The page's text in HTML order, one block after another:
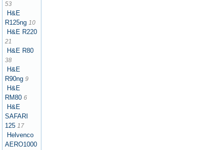
53
H&E
R125ng 10
H&E R220
21
H&E R80
38
H&E
R90ng 9
H&E
RM80 6
H&E
SAFARI
125 17
Helvenco
AERO1000